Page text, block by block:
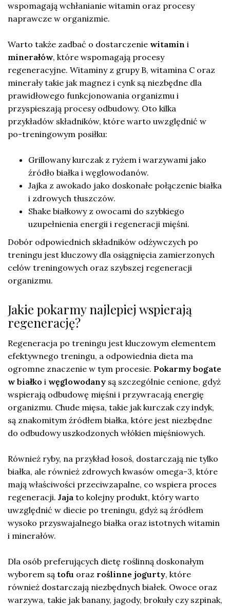
wspomagają wchłanianie witamin oraz procesy
naprawcze w organizmie.
Warto także zadbać o dostarczenie witamin i
minerałów, które wspomagają procesy
regeneracyjne. Witaminy z grupy B, witamina C oraz
minerały takie jak magnez i cynk są niezbędne dla
prawidłowego funkcjonowania organizmu i
przyspieszają procesy odbudowy. Oto kilka
przykładów składników, które warto uwzględnić w
po-treningowym posiłku:
Grillowany kurczak z ryżem i warzywami jako
źródło białka i węglowodanów.
Jajka z awokado jako doskonałe połączenie białka
i zdrowych tłuszczów.
Shake białkowy z owocami do szybkiego
uzupełnienia energii i regeneracji mięśni.
Dobór odpowiednich składników odżywczych po
treningu jest kluczowy dla osiągnięcia zamierzonych
celów treningowych oraz szybszej regeneracji
organizmu.
Jakie pokarmy najlepiej wspierają
regenerację?
Regeneracja po treningu jest kluczowym elementem
efektywnego treningu, a odpowiednia dieta ma
ogromne znaczenie w tym procesie. Pokarmy bogate
w białko i węglowodany są szczególnie cenione, gdyż
wspierają odbudowę mięśni i przywracają energię
organizmu. Chude mięsa, takie jak kurczak czy indyk,
są znakomitym źródłem białka, które jest niezbędne
do odbudowy uszkodzonych włókien mięśniowych.
Również ryby, na przykład łosoś, dostarczają nie tylko
białka, ale również zdrowych kwasów omega-3, które
mają właściwości przeciwzapalne, co wspiera proces
regeneracji. Jaja to kolejny produkt, który warto
uwzględnić w diecie po treningu, gdyż są źródłem
wysoko przyswajalnego białka oraz istotnych witamin
i minerałów.
Dla osób preferujących dietę roślinną doskonałym
wyborem są tofu oraz roślinne jogurty, które
również dostarczają niezbędnych białek. Owoce oraz
warzywa, takie jak banany, jagody, brokuły czy szpinak,